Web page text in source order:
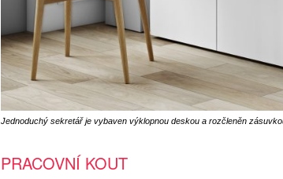
Jednoduchý sekretář je vybaven výklopnou deskou a rozčleněn
PRACOVNÍ KOUT